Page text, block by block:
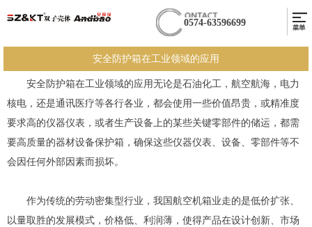
0574-63596699
安全防护箱在工业领域的应用
安全防护箱在工业领域的应用无论是石油化工，航空航海，电力
核电，还是通讯医疗等各行各业，都会使用一些价值昂贵，或精准度
要求高的仪器仪表，或者生产设备上的某些关键零部件的储运，都需
要高质量的器材设备保护箱，确保这些仪器仪表、设备、零部件等不
会因任何外部因素而损坏。
作为传统的劳动密集型行业，我国航空机箱业走的是低价扩张、
以量取胜的发展模式，价格低、利润薄，使得产品在设计创新、市场